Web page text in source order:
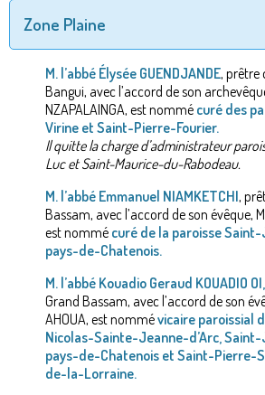
Zone Plaine
M. l’abbé Élysée GUENDJANDE, prêtre
Bangui, avec l’accord de son
NZAPALAINGA, est nommé curé des
Virine et Saint-Pierre-Fourier.
Il quitte la charge d’administrateur
Luc et Saint-Maurice-du-Rabodeau.
M. l’abbé Emmanuel NIAMKETCHI,
Bassam, avec l’accord de son évêque,
est nommé curé de la paroisse
pays-de-Chatenois.
M. l’abbé Kouadio Geraud KOUADIO OI,
Grand Bassam, avec l’accord de son
AHOUA, est nommévicaire paroissial
Nicolas-Sainte-Jeanne-d’Arc,
pays-de-Chatenois et Saint-Pierre-
de-la-Lorraine.